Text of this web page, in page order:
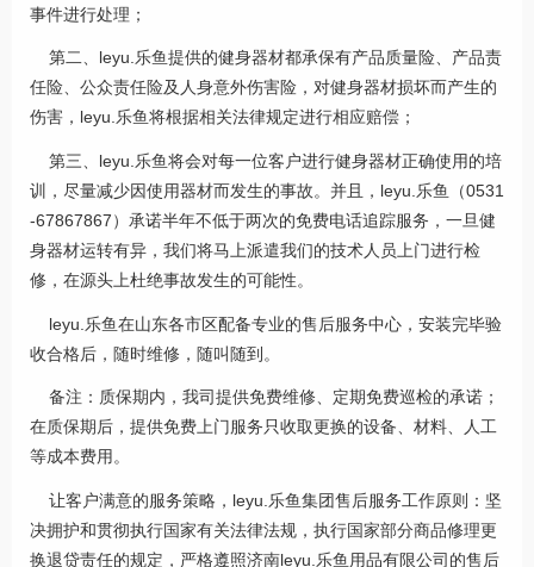
事件进行处理；
第二、leyu.乐鱼提供的健身器材都承保有产品质量险、产品责
任险、公众责任险及人身意外伤害险，对健身器材损坏而产生的
伤害，leyu.乐鱼将根据相关法律规定进行相应赔偿；
第三、leyu.乐鱼将会对每一位客户进行健身器材正确使用的培
训，尽量减少因使用器材而发生的事故。并且，leyu.乐鱼（0531
-67867867）承诺半年不低于两次的免费电话追踪服务，一旦健
身器材运转有异，我们将马上派遣我们的技术人员上门进行检
修，在源头上杜绝事故发生的可能性。
leyu.乐鱼在山东各市区配备专业的售后服务中心，安装完毕验
收合格后，随时维修，随叫随到。
备注：质保期内，我司提供免费维修、定期免费巡检的承诺；
在质保期后，提供免费上门服务只收取更换的设备、材料、人工
等成本费用。
让客户满意的服务策略，leyu.乐鱼集团售后服务工作原则：坚
决拥护和贯彻执行国家有关法律法规，执行国家部分商品修理更
换退贷责任的规定，严格遵照济南leyu.乐鱼用品有限公司的售后